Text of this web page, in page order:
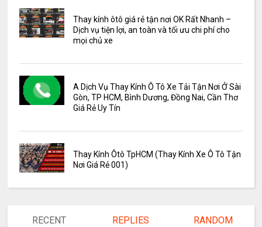
Thay kính ôtô giá rẻ tận nơi OK Rất Nhanh –
Dịch vụ tiện lợi, an toàn và tối ưu chi phí cho
mọi chủ xe
A Dịch Vụ Thay Kính Ô Tô Xe Tải Tận Nơi Ở Sài
Gòn, TP HCM, Bình Dương, Đồng Nai, Cần Thơ
Giá Rẻ Uy Tín
Thay Kính Ôtô TpHCM (Thay Kính Xe Ô Tô Tận
Nơi Giá Rẻ 001)
RECENT REPLIES RANDOM